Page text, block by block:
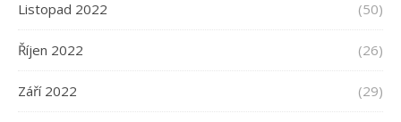
Listopad 2022 (50)
Říjen 2022 (26)
Září 2022 (29)